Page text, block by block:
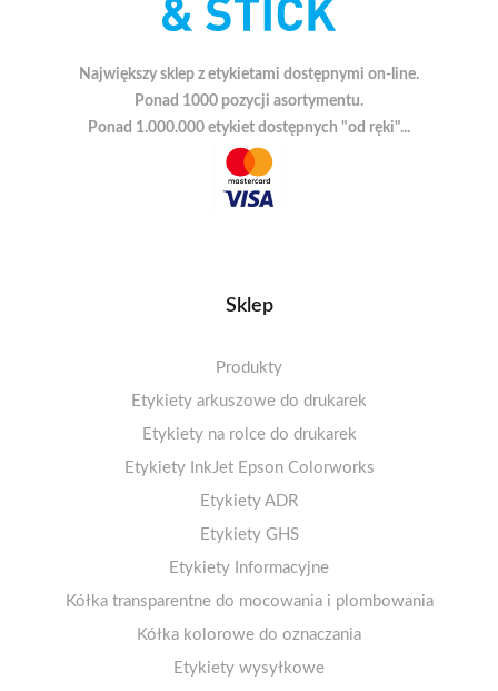
Największy sklep z etykietami dostępnymi on-line.
Ponad 1000 pozycji asortymentu.
Ponad 1.000.000 etykiet dostępnych "od ręki"...
Sklep
Produkty
Etykiety arkuszowe do drukarek
Arkusze A4 matowe
1-4 etykiet na arkuszu
5-10 etykiet na arkuszu
11-20 etykiet na arkuszu
21 i więcej etykiet na arkuszu
Arkusze A4 błyszczące
Arkusze A4 matowe – kółka
Arkusze A4 matowe – klej odlepny/usuwalny
Arkusze A4 foliowe PET – odporne na wilgoć
Arkusze A4 fluorescencyjne
Arkusze A4 opaque
Arkusze A4 dekoracyjne
Etykiety na rolce do drukarek
Etykiety termiczne ECO 100-110mm
Etykiety termiczne ECO 50-99mm
Etykiety termiczne ECO 25-49mm
Etykiety papierowe 100-110mm
! Promocje i wielopaki !
Etykiety InkJet Epson Colorworks
Etykiety ADR
Etykiety GHS
Etykiety Informacyjne
Etykiety zakazu
Etykiety nakazu
Etykiety ostrzegawcze
Kółka transparentne do mocowania i plombowania
Kółka kolorowe do oznaczania
Etykiety wysyłkowe